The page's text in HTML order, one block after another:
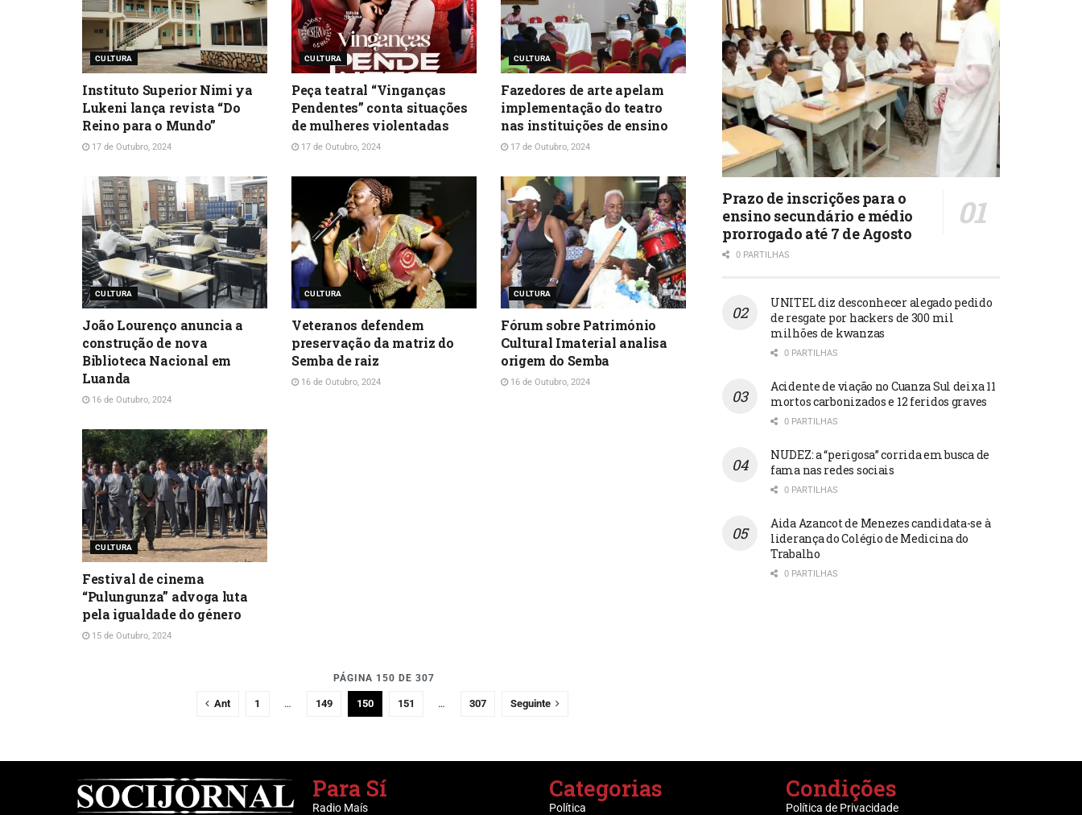
CULTURA
Instituto Superior Nimi ya
Lukeni lança revista “Do
Reino para o Mundo”
17 de Outubro, 2024
CULTURA
Peça teatral “Vinganças
Pendentes” conta situações
de mulheres violentadas
17 de Outubro, 2024
CULTURA
Fazedores de arte apelam
implementação do teatro
nas instituições de ensino
17 de Outubro, 2024
CULTURA
João Lourenço anuncia a
construção de nova
Biblioteca Nacional em
Luanda
16 de Outubro, 2024
CULTURA
Veteranos defendem
preservação da matriz do
Semba de raiz
16 de Outubro, 2024
CULTURA
Fórum sobre Património
Cultural Imaterial analisa
origem do Semba
16 de Outubro, 2024
CULTURA
Festival de cinema
“Pulungunza” advoga luta
pela igualdade do género
15 de Outubro, 2024
PÁGINA 150 DE 307
Ant 1 … 149 150 151 … 307 Seguinte
Prazo de inscrições para o
ensino secundário e médio
prorrogado até 7 de Agosto
0 PARTILHAS
UNITEL diz desconhecer alegado pedido
de resgate por hackers de 300 mil
milhões de kwanzas
0 PARTILHAS
Acidente de viação no Cuanza Sul deixa 11
mortos carbonizados e 12 feridos graves
0 PARTILHAS
NUDEZ: a “perigosa” corrida em busca de
fama nas redes sociais
0 PARTILHAS
Aida Azancot de Menezes candidata-se à
liderança do Colégio de Medicina do
Trabalho
0 PARTILHAS
Para Sí
Radio Maís
Categorias
Política
Condições
Política de Privacidade